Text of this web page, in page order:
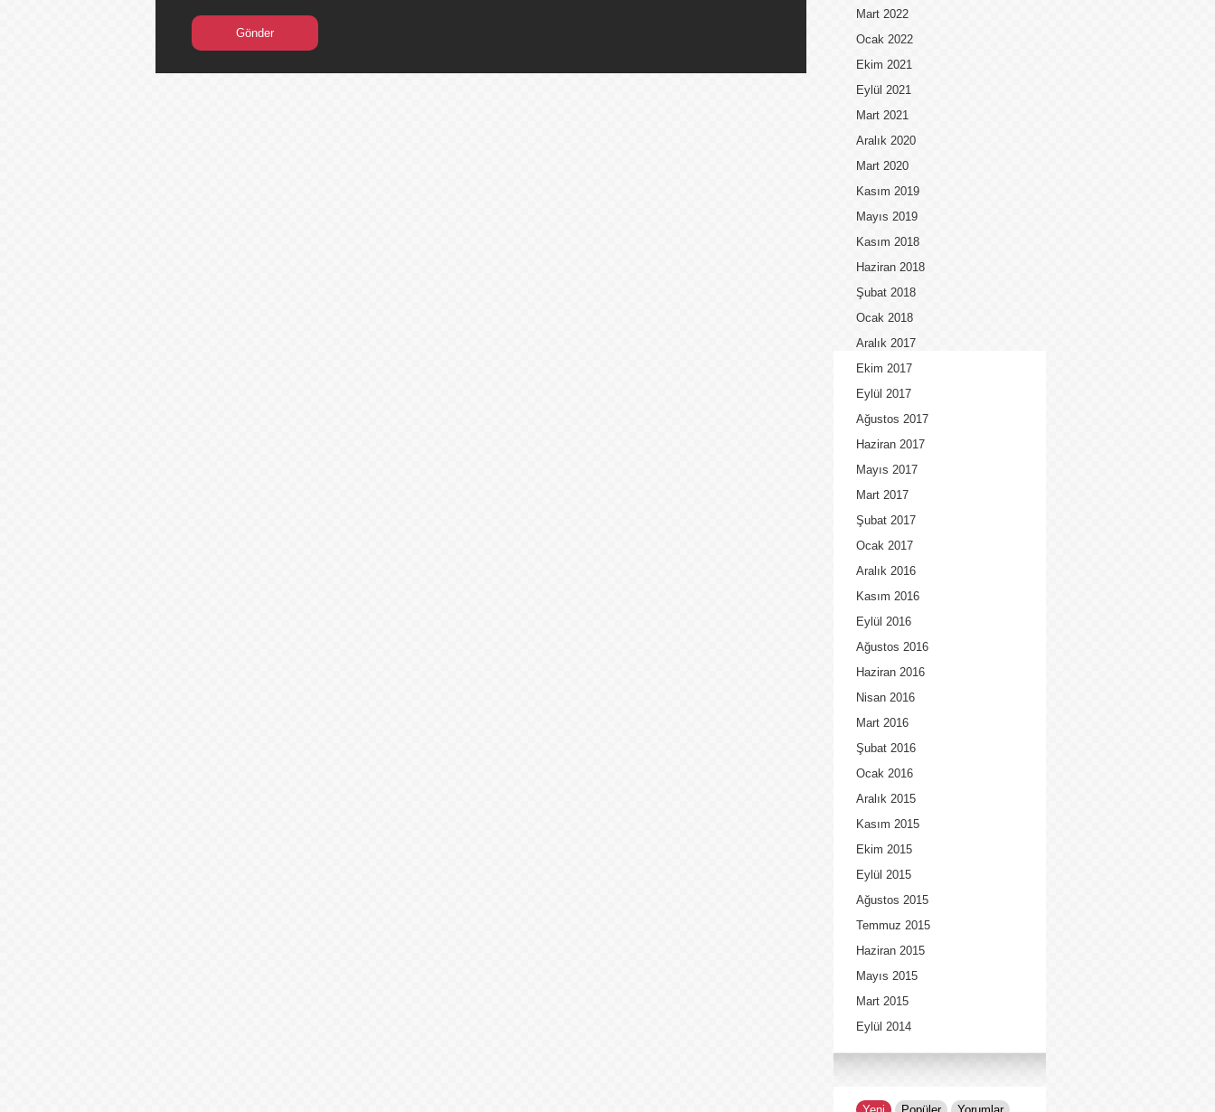
Mart 2022
Ocak 2022
Ekim 2021
Eylül 2021
Mart 2021
Aralık 2020
Mart 2020
Kasım 2019
Mayıs 2019
Kasım 2018
Haziran 2018
Şubat 2018
Ocak 2018
Aralık 2017
Ekim 2017
Eylül 2017
Ağustos 2017
Haziran 2017
Mayıs 2017
Mart 2017
Şubat 2017
Ocak 2017
Aralık 2016
Kasım 2016
Eylül 2016
Ağustos 2016
Haziran 2016
Nisan 2016
Mart 2016
Şubat 2016
Ocak 2016
Aralık 2015
Kasım 2015
Ekim 2015
Eylül 2015
Ağustos 2015
Temmuz 2015
Haziran 2015
Mayıs 2015
Mart 2015
Eylül 2014